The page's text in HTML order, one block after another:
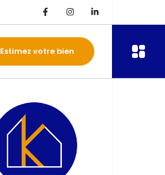
Estimez votre bien